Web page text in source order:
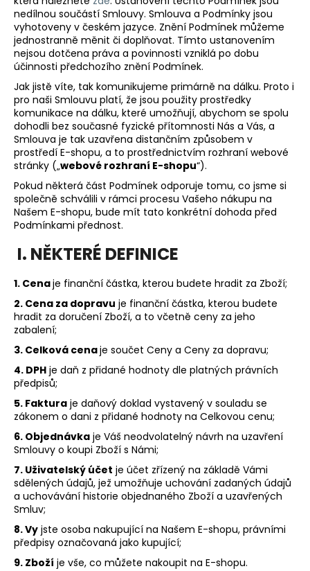
nedílnou součástí Smlouvy. Smlouva a Podmínky jsou
vyhotoveny v českém jazyce. Znění Podmínek můžeme
jednostranně měnit či doplňovat. Tímto ustanovením
nejsou dotčena práva a povinnosti vzniklá po dobu
účinnosti předchozího znění Podmínek.
Jak jistě víte, tak komunikujeme primárně na dálku. Proto i
pro naši Smlouvu platí, že jsou použity prostředky
komunikace na dálku, které umožňují, abychom se spolu
dohodli bez současné fyzické přítomnosti Nás a Vás, a
Smlouva je tak uzavřena distančním způsobem v
prostředí E-shopu, a to prostřednictvím rozhraní webové
stránky („webové rozhraní E-shopu“).
Pokud některá část Podmínek odporuje tomu, co jsme si
společně schválili v rámci procesu Vašeho nákupu na
Našem E-shopu, bude mít tato konkrétní dohoda před
Podmínkami přednost.
I. NĚKTERÉ DEFINICE
1. Cenaje finanční částka, kterou budete hradit za Zboží;
2. Cena za dopravu je finanční částka, kterou budete
hradit za doručení Zboží, a to včetně ceny za jeho
zabalení;
3. Celková cenaje součet Ceny a Ceny za dopravu;
4. DPH je daň z přidané hodnoty dle platných právních
předpisů;
5. Faktura je daňový doklad vystavený v souladu se
zákonem o dani z přidané hodnoty na Celkovou cenu;
6. Objednávka je Váš neodvolatelný návrh na uzavření
Smlouvy o koupi Zboží s Námi;
7. Uživatelský účet je účet zřízený na základě Vámi
sdělených údajů, jež umožňuje uchování zadaných údajů
a uchovávání historie objednaného Zboží a uzavřených
Smluv;
8. Vy jste osoba nakupující na Našem E-shopu, právními
předpisy označovaná jako kupující;
9. Zboží je vše, co můžete nakoupit na E-shopu.
n
a
j
í
t
?
HLEDAT
D
p
r
u
č
u
j
e
m
e
WOOD
BOARD®
LIGHT
2
490
Kč
Původně:
2
990
Kč